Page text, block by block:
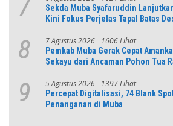
7
Sekda Muba Syafaruddin
Kini Fokus Perjelas Tapal Batas
8 7 Agustus 2026 1606 Lihat
Pemkab Muba Gerak Cepat
Sekayu dari Ancaman Pohon Tua
9 5 Agustus 2026 1397 Lihat
Percepat Digitalisasi, 74 Blank
Penanganan di Muba